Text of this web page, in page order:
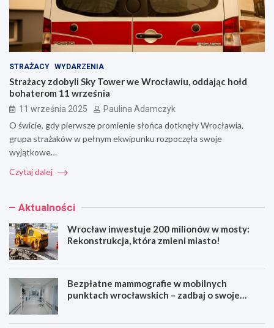
STRAŻACY WYDARZENIA
Strażacy zdobyli Sky Tower we Wrocławiu, oddając hołd
bohaterom 11 września
11 września 2025 Paulina Adamczyk
O świcie, gdy pierwsze promienie słońca dotknęły Wrocławia,
grupa strażaków w pełnym ekwipunku rozpoczęła swoje
wyjątkowe…
Czytaj dalej
Aktualności
Wrocław inwestuje 200 milionów w mosty:
Rekonstrukcja, która zmieni miasto!
Bezpłatne mammografie w mobilnych
punktach wrocławskich – zadbaj o swoje